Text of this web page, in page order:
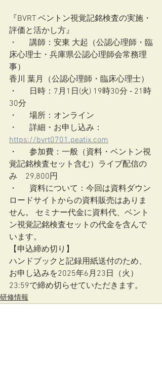
『BVRT ベントン視覚記銘検査の実施・
評価と活かし方』
・	講師：安東 大起（公認心理師・臨
床心理士・兵庫県公認心理師会常務理
事）
香川 葉月（公認心理師・臨床心理士）
・	日時：7月1日(火) 19時30分 ‐ 21時
30分
・	場所：オンライン
・	詳細・お申し込み：
https://bvrt0701.peatix.com
・	参加費：一般（資料・ベントン視
覚記銘検査セット含む）ライブ配信の
み　29,800円
・	資料について：今回は資料ダウン
ロードサイトからの資料販売はありま
せん。 セミナー代金に資料代、ベント
ン視覚記銘検査セットの代金を含んで
います。
【申込締め切り】
ハンドブックと記録用紙送付のため、
お申し込みを2025年6月23日（火）
23:59で締め切らせていただきます。
研修情報